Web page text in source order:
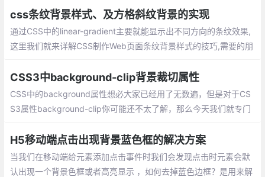
行。
css条纹背景样式、及方格斜纹背景的实现
通过CSS中的linear-gradient主要就能显示出不同方向的条纹效果,
这里我们就来详解CSS制作Web页面条纹背景样式的技巧,需要的朋
CSS3中background-clip背景裁切属性
CSS中的background属性想必大家已经用了无数遍，但是对于CS
S3属性background-clip你可能还不太了解，那么今天我们就专门
ckground-clip属性肯定与背景裁切有关
H5移动端点击出现背景蓝色框的解决方案
当我们在移动端给元素添加点击事件时我们会发现点击时元素会默
认出现一个背景色框或者高亮显示 ，如何去掉蓝色边框？是用来解